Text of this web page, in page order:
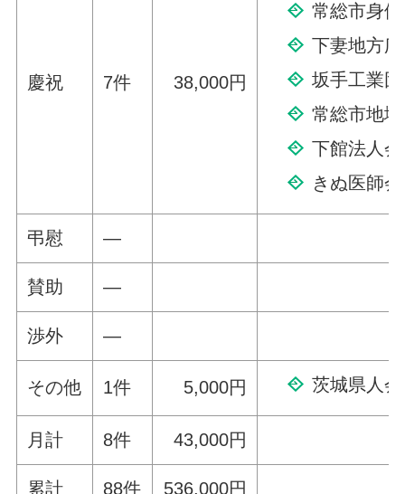
慶祝 7件 38,000円
常総市身
下妻地方
坂手工業
常総市地
下館法人
きぬ医師
弔慰 —
賛助 —
渉外 —
その他 1件 5,000円 茨城県人
月計 8件 43,000円
累計 88件 536,000円